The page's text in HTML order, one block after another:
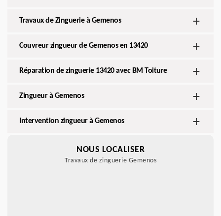
Travaux de Zinguerie à Gemenos
Couvreur zingueur de Gemenos en 13420
Réparation de zinguerie 13420 avec BM Toiture
Zingueur à Gemenos
Intervention zingueur à Gemenos
NOUS LOCALISER
Travaux de zinguerie Gemenos